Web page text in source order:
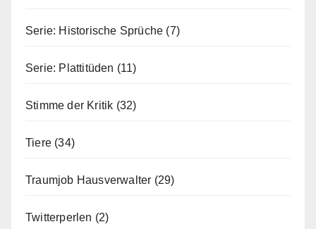
Serie: Historische Sprüche (7)
Serie: Plattitüden (11)
Stimme der Kritik (32)
Tiere (34)
Traumjob Hausverwalter (29)
Twitterperlen (2)